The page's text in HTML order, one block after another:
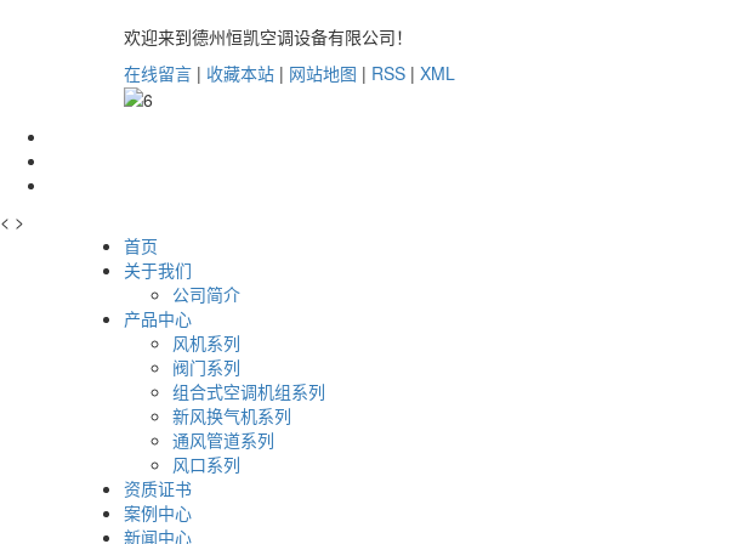
欢迎来到德州恒凯空调设备有限公司！
在线留言 | 收藏本站 | 网站地图 | RSS | XML
< >
首页
关于我们
公司简介
产品中心
风机系列
阀门系列
组合式空调机组系列
新风换气机系列
通风管道系列
风口系列
资质证书
案例中心
新闻中心